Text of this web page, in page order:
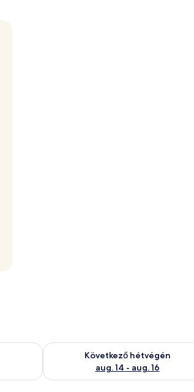
állás ellenőrzése: aug. 7 - aug. 9
Következő hétvégén
aug. 14 - aug. 16
A következő hétvégi